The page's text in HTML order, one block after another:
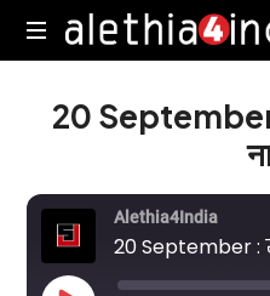
Alethia4India
20 September
Alethia4India
20 September